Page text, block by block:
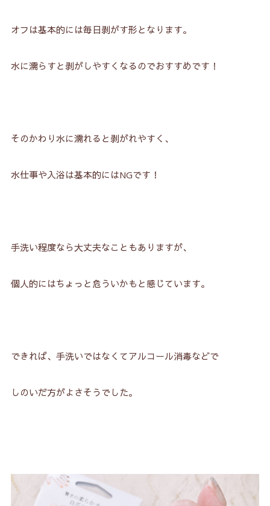
オフは基本的には毎日剥がす形となります。
水に濡らすと剥がしやすくなるのでおすすめです！
そのかわり水に濡れると剥がれやすく、
水仕事や入浴は基本的にはNGです！
手洗い程度なら大丈夫なこともありますが、
個人的にはちょっと危ういかもと感じています。
できれば、手洗いではなくてアルコール消毒などで
しのいだ方がよさそうでした。